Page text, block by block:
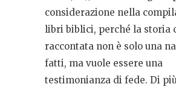
considerazione nella
libri biblici, perché la storia
raccontata non è solo una
fatti, ma vuole essere una
testimonianza di fede. Di